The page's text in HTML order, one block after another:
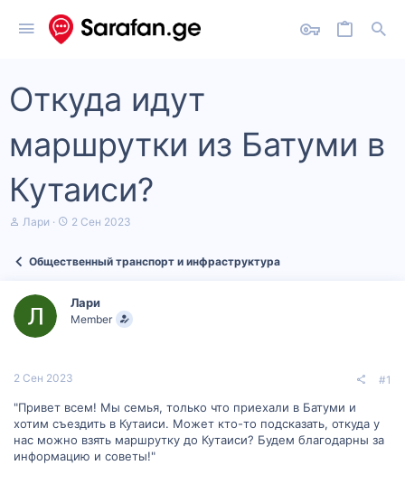
Откуда идут
маршрутки из Батуми в
Кутаиси?
А
т
м
ы
Лари
Д
а
ч
а
2 Сен 2023
Общественный транспорт и инфраструктура
Лари
Member
2 Сен 2023 #1
"Привет всем! Мы семья, только что приехали в Батуми и
хотим съездить в Кутаиси. Может кто-то подсказать, откуда у
нас можно взять маршрутку до Кутаиси? Будем благодарны за
информацию и советы!"